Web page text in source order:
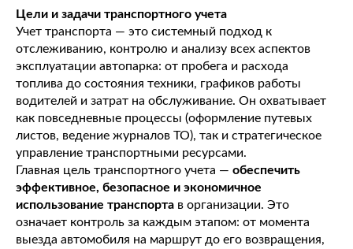
Цели и задачи транспортного учета
Учет транспорта — это системный подход к
отслеживанию, контролю и анализу всех аспектов
эксплуатации автопарка: от пробега и расхода
топлива до состояния техники, графиков работы
водителей и затрат на обслуживание. Он охватывает
как повседневные процессы (оформление путевых
листов, ведение журналов ТО), так и стратегическое
управление транспортными ресурсами.
Главная цель транспортного учета — обеспечить
эффективное, безопасное и экономичное
использование транспорта в организации. Это
означает контроль за каждым этапом: от момента
выезда автомобиля на маршрут до его возвращения,